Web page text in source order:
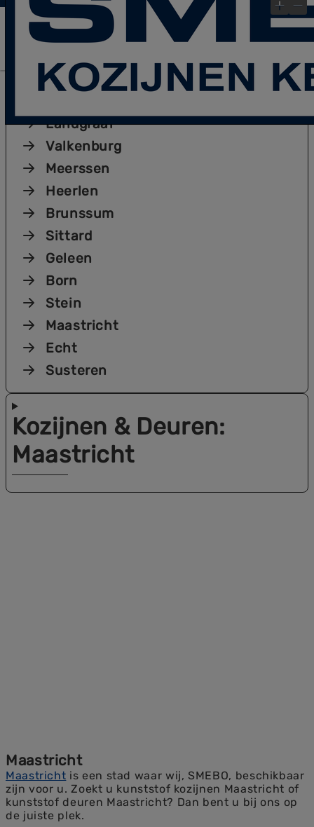
Bekijk gauw onze laatste Blog- Post! ×
Plaatsen
Landgraaf
Valkenburg
Meerssen
Heerlen
Brunssum
Sittard
Geleen
Born
Stein
Maastricht
Echt
Susteren
Kozijnen & Deuren:
Maastricht
Maastricht
Maastricht is een stad waar wij, SMEBO, beschikbaar
zijn voor u. Zoekt u kunststof kozijnen Maastricht of
kunststof deuren Maastricht? Dan bent u bij ons op
de juiste plek.